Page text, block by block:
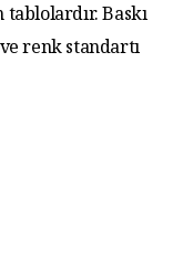
Baskı
renk standartı